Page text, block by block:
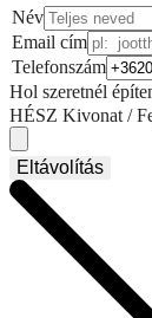
Név
Email cím
Telefonszám
Hol szeretnél
HÉSZ Kivonat /
Eltávolítás